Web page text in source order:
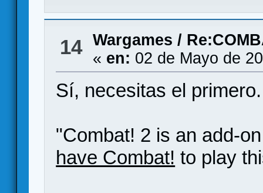
14 Wargames /
« en: 02 de Mayo de
Sí, necesitas el primero.
"Combat! 2 is an add-
have Combat! to play